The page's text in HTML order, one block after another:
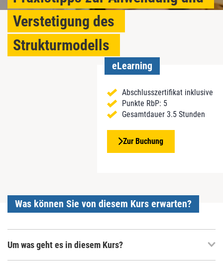
Verstetigung des
Strukturmodells
eLearning
Abschlusszertifikat inklusive
Punkte RbP: 5
Gesamtdauer 3.5 Stunden
Zur Buchung
Was können Sie von diesem Kurs erwarten?
Um was geht es in diesem Kurs?